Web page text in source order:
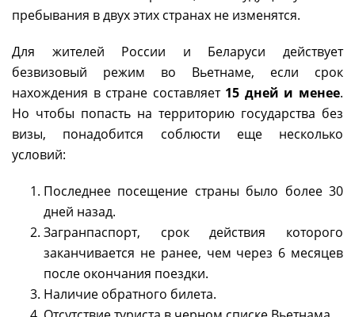
пребывания в двух этих странах не изменятся.
Для жителей России и Беларуси действует
безвизовый режим во Вьетнаме, если срок
нахождения в стране составляет 15 дней и менее.
Но чтобы попасть на территорию государства без
визы, понадобится соблюсти еще несколько
условий:
Последнее посещение страны было более 30
дней назад.
Загранпаспорт, срок действия которого
заканчивается не ранее, чем через 6 месяцев
после окончания поездки.
Наличие обратного билета.